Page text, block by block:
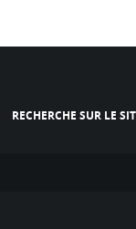
RECHERCHE SUR LE